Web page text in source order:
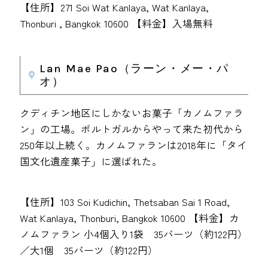
【住所】271 Soi Wat Kanlaya, Wat Kanlaya,
Thonburi , Bangkok 10600 【料金】入場無料
Lan Mae Pao（ラーン・メー・パ
オ）
クディチン地区にしかないお菓子「カノムファラ
ン」の工場。ポルトガルからやって来た初代から
250年以上続く。カノムファランは2018年に「タイ
国文化遺産菓子」に選ばれた。
【住所】103 Soi Kudichin, Thetsaban Sai 1 Road,
Wat Kanlaya, Thonburi, Bangkok 10600 【料金】カ
ノムファラン 小4個入り1袋 35バーツ（約122円）
／大1個 35バーツ（約122円）